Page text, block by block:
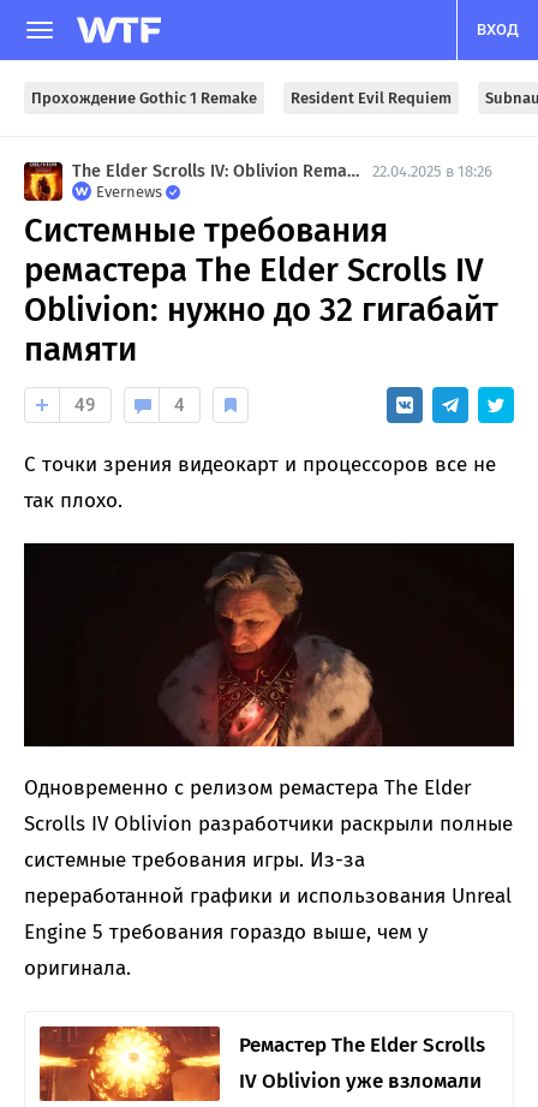
ВХОД
Прохождение Gothic 1 Remake Resident Evil Requiem
The Elder Scrolls IV: Oblivion Remastered
22.04.2025 в 18:26
Evernews
Системные требования
ремастера The Elder Scrolls IV
Oblivion: нужно до 32 гигабайт
памяти
49 4
С точки зрения видеокарт и процессоров все не
так плохо.
Одновременно с релизом ремастера The Elder
Scrolls IV Oblivion разработчики раскрыли полные
системные требования игры. Из-за
переработанной графики и использования Unreal
Engine 5 требования гораздо выше, чем у
оригинала.
Ремастер The Elder Scrolls
IV Oblivion уже взломали